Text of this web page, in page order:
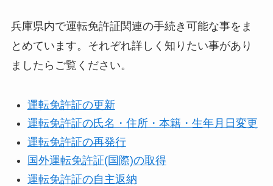
兵庫県内で運転免許証関連の手続き可能な事をま
とめています。それぞれ詳しく知りたい事があり
ましたらご覧ください。
運転免許証の更新
運転免許証の氏名・住所・本籍・生年月日変更
運転免許証の再発行
国外運転免許証(国際)の取得
運転免許証の自主返納